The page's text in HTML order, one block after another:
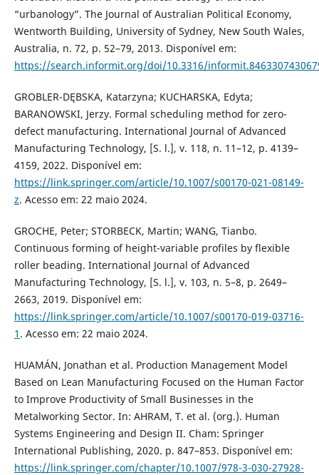
“urbanology”. The Journal of Australian Political Economy,
Wentworth Building, University of Sydney, New South Wales,
Australia, n. 72, p. 52–79, 2013. Disponível em:
https://search.informit.org/doi/10.3316/
GROBLER-DĘBSKA, Katarzyna; KUCHARSKA, Edyta;
BARANOWSKI, Jerzy. Formal scheduling method for zero-
defect manufacturing. International Journal of Advanced
Manufacturing Technology, [S. l.], v. 118, n. 11–12, p. 4139–
4159, 2022. Disponível em:
https://link.springer.com/article/10.1007/s00170-021-08149-
z. Acesso em: 22 maio 2024.
GROCHE, Peter; STORBECK, Martin; WANG, Tianbo.
Continuous forming of height-variable profiles by flexible
roller beading. International Journal of Advanced
Manufacturing Technology, [S. l.], v. 103, n. 5–8, p. 2649–
2663, 2019. Disponível em:
https://link.springer.com/article/10.1007/s00170-019-03716-
1 . Acesso em: 22 maio 2024.
HUAMÁN, Jonathan et al. Production Management Model
Based on Lean Manufacturing Focused on the Human Factor
to Improve Productivity of Small Businesses in the
Metalworking Sector. In: AHRAM, T. et al. (org.). Human
Systems Engineering and Design II. Cham: Springer
International Publishing, 2020. p. 847–853. Disponível em:
https://link.springer.com/chapter/10.1007/978-3-030-27928-